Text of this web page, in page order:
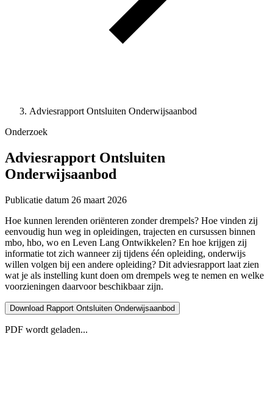
Adviesrapport Ontsluiten Onderwijsaanbod
Onderzoek
Adviesrapport Ontsluiten
Onderwijsaanbod
Publicatie datum 26 maart 2026
Hoe kunnen lerenden oriënteren zonder drempels? Hoe vinden zij
eenvoudig hun weg in opleidingen, trajecten en cursussen binnen
mbo, hbo, wo en Leven Lang Ontwikkelen? En hoe krijgen zij
informatie tot zich wanneer zij tijdens één opleiding, onderwijs
willen volgen bij een andere opleiding? Dit adviesrapport laat zien
wat je als instelling kunt doen om drempels weg te nemen en welke
voorzieningen daarvoor beschikbaar zijn.
Download Rapport Ontsluiten Onderwijsaanbod
PDF wordt geladen...